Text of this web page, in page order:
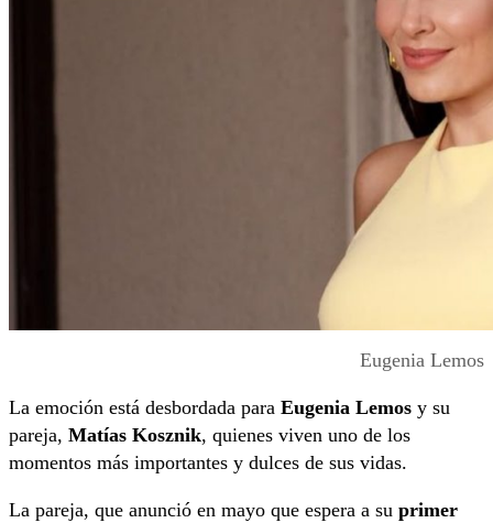
Eugenia Lemos
La emoción está desbordada para Eugenia Lemos y su
pareja, Matías Kosznik, quienes viven uno de los
momentos más importantes y dulces de sus vidas.
La pareja, que anunció en mayo que espera a su primer